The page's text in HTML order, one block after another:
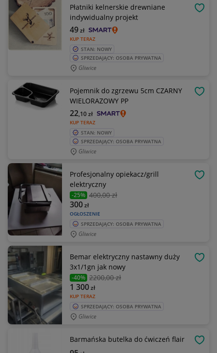
Płatniki kelnerskie drewniane
indywidualny projekt
KUP TERAZ
49zł
STAN: NOWY
SPRZEDAJĄCY: OSOBA PRYWATNA
Gliwice
Pojemnik do zgrzewu 5cm CZARNY
WIELORAZOWY PP
KUP TERAZ
22,10zł
STAN: NOWY
SPRZEDAJĄCY: OSOBA PRYWATNA
Gliwice
Profesjonalny opiekacz/grill
elektryczny
-25% 400,00 zł
OGŁOSZENIE
300zł
SPRZEDAJĄCY: OSOBA PRYWATNA
Gliwice
Bemar elektryczny nastawny duży
3x1/1gn jak nowy
-40% 2200,00 zł
KUP TERAZ
1 300zł
SPRZEDAJĄCY: OSOBA PRYWATNA
Gliwice
Barmańska butelka do ćwiczeń flair